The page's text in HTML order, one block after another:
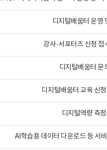
디지털배움터 운영
강사·서포터즈 신청 접
디지털배움터 문
디지털배움터 교육 신
디지털역량 측정
AI학습용 데이터 다운로드 등 서